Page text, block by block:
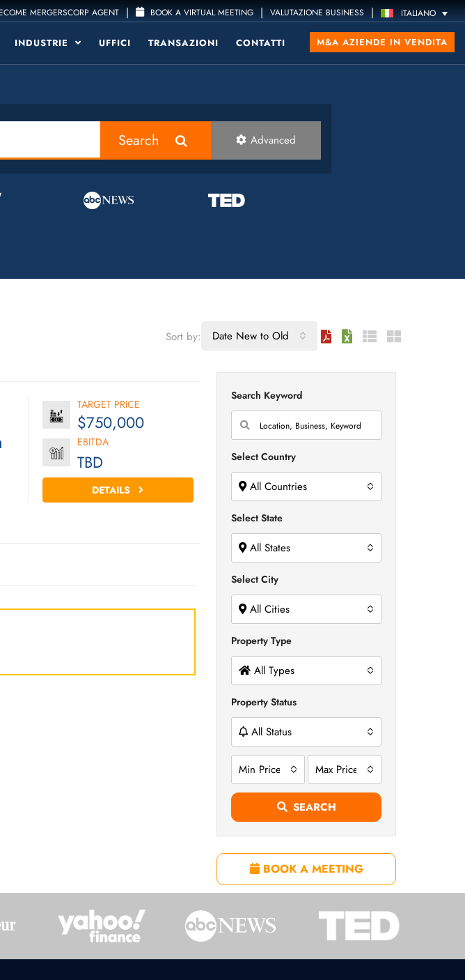
MERGERSCORP AGENT | BOOK A VIRTUAL MEETING | VALUTAZIONE BUSINESS | ITALIANO
INDUSTRIE UFFICI TRANSAZIONI CONTATTI M&A AZIENDE IN VENDITA
Search Advanced
Sort by: Date New to Old
TARGET PRICE
$750,000
EBITDA
TBD
DETAILS
Search Keyword
Select Country
All Countries
Select State
All States
Select City
All Cities
Property Type
All Types
Property Status
All Status
Min Price Max Price
SEARCH
BOOK A MEETING